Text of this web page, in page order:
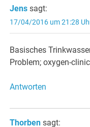
Jens sagt:
17/04/2016 um 21:28
Basisches
Problem; oxygen-
Antworten
Thorben sagt: